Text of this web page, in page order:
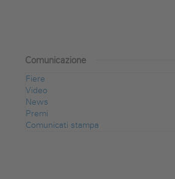
Comunicazione
Fiere
Video
News
Premi
Comunicati stampa